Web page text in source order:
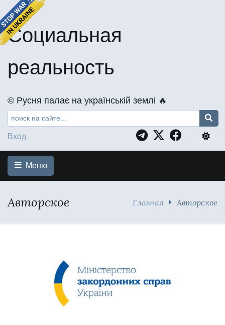
Социальная
реальность
©️ Русня палає на українській землі 🔥
Вход
Меню
Авторское Главная Авторское